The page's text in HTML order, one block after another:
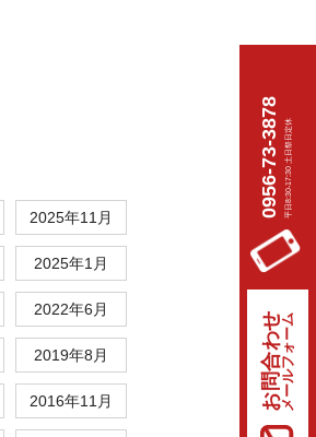
お問合わせメールフォーム
0956-73-3878平日8:30-17:30 土日祭日定休
2025年11月
2025年1月
2022年6月
2019年8月
2016年11月